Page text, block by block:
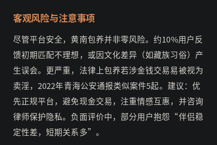
客观风险与注意事项
尽管平台安全，黄南包养并非零风险。约10%用户反
馈初期匹配不理想，或因文化差异（如藏族习俗）产
生误会。更严重，法律上包养若涉金钱交易易被视为
卖淫，2022年青海公安通报类似案件5起。建议：优
先正规平台，避免现金交易，注重情感互惠，并咨询
律师保护隐私。负面评价中，部分用户抱怨“伴侣稳
定性差，短期关系多”。